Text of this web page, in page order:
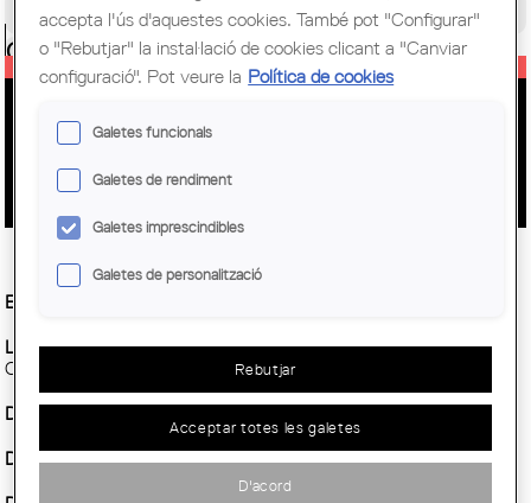
Congrés Mundial d'Arquitectes UIA
Ciutadania
MOSTRA D'OBRA PLÀSTICA
D'ARQUITECTES
Entitat Organitzadora :
Lloc:Sala d'exposicions de la Delegació de l'Alt Empordà del
COAC. Plaça de l'Església, 6. Figueres
Demarcació :Girona
Data inici :Dimecres, 28 maig, 2014
accepta l'ús d'aquestes cookies. També pot "Configurar"
o "Rebutjar" la instal·lació de cookies clicant a "Canviar
configuració". Pot veure la Política de cookies
Galetes funcionals
Galetes de rendiment
Galetes imprescindibles
Galetes de personalització
Rebutjar
Acceptar totes les galetes
D'acord